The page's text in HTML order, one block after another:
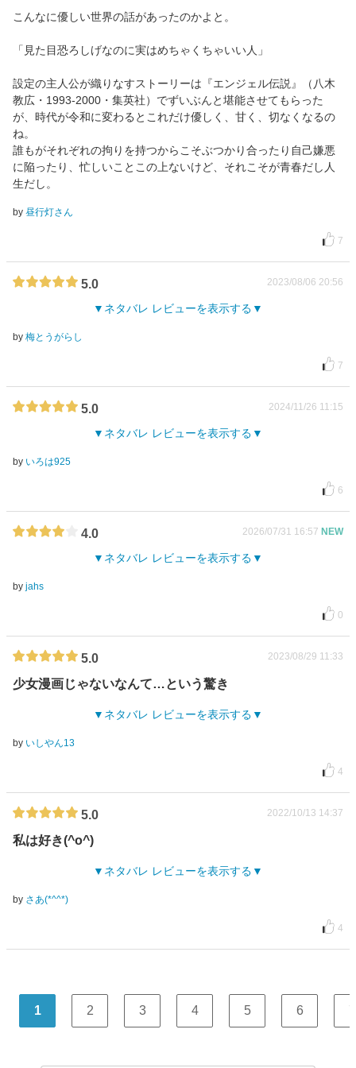
こんなに優しい世界の話があったのかよと。
「見た目恐ろしげなのに実はめちゃくちゃいい人」
設定の主人公が織りなすストーリーは『エンジェル伝説』（八木
教広・1993-2000・集英社）でずいぶんと堪能させてもらった
が、時代が令和に変わるとこれだけ優しく、甘く、切なくなるの
ね。
誰もがそれぞれの拘りを持つからこそぶつかり合ったり自己嫌悪
に陥ったり、忙しいことこの上ないけど、それこそが青春だし人
生だし。
by 昼行灯さん
7
5.0 2023/08/06 20:56
ネタバレ レビューを表示する
by 梅とうがらし
7
5.0 2024/11/26 11:15
ネタバレ レビューを表示する
by いろは925
6
4.0 2026/07/31 16:57 NEW
ネタバレ レビューを表示する
by jahs
0
5.0 2023/08/29 11:33
少女漫画じゃないなんて…という驚き
ネタバレ レビューを表示する
by いしやん13
4
5.0 2022/10/13 14:37
私は好き(^o^)
ネタバレ レビューを表示する
by さあ(*^^*)
4
1 2 3 4 5 6 7